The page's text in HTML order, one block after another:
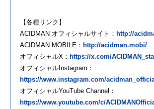
【各種リンク】
ACIDMAN オフィシャルサイト： http://
ACIDMAN MOBILE： http://acidman.mobi/
オフィシャルX： https://x.com/
オフィシャルInstagram：
https://www.instagram.com/
オフィシャルYouTube Channel：
https://www.youtube.com/c/